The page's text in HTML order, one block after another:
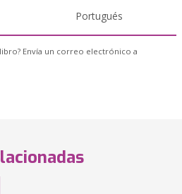
Portugués
Envía un correo electrónico a